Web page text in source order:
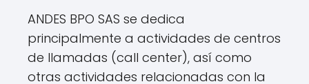
ANDES BPO SAS se dedica
principalmente a actividades de centros
de llamadas (call center), así como
otras actividades relacionadas con la